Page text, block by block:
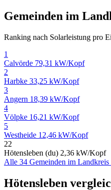
Gemeinden im
Ranking nach Solarleistung pro
1
Calvörde 79,31 kW/Kopf
2
Harbke 33,25 kW/Kopf
3
Angern 18,39 kW/Kopf
4
Völpke 16,21 kW/Kopf
5
Westheide 12,46 kW/Kopf
22
Hötensleben (du) 2,36 kW/Kopf
Alle 34 Gemeinden im
Hötensleben